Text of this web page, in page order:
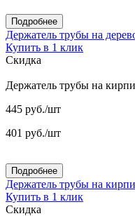
Подробнее
Держатель трубы на
Купить в 1 клик
Скидка
Держатель трубы на
445 руб./шт
401 руб./шт
Подробнее
Держатель трубы на
Купить в 1 клик
Скидка